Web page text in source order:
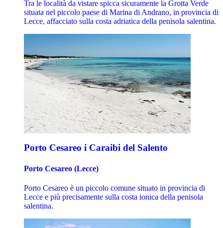
Tra le località da vistare spicca sicuramente la Grotta Verde
situata nel piccolo paese di Marina di Andrano, in provincia di
Lecce, affacciato sulla costa adriatica della penisola salentina.
Porto Cesareo i Caraibi del Salento
Porto Cesareo (Lecce)
Porto Cesareo è un piccolo comune situato in provincia di
Lecce e più precisamente sulla costa ionica della penisola
salentina.